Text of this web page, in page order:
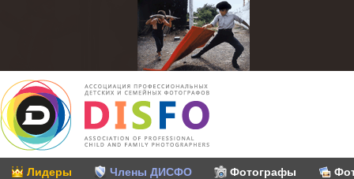
Лидеры Члены ДИСФО Фотографы